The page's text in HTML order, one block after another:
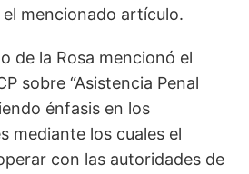
el mencionado artículo.
de la Rosa mencionó el
sobre “Asistencia Penal
énfasis en los
mediante los cuales el
con las autoridades de